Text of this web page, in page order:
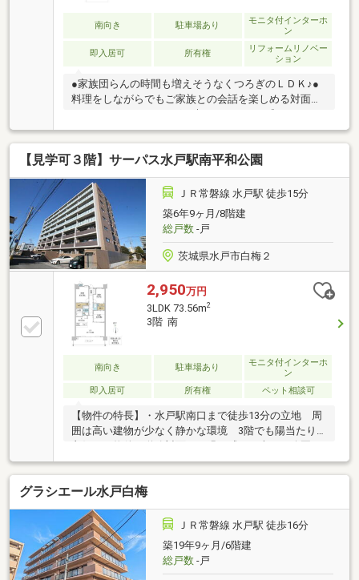
南向き 駐車場あり
モニタ付インターホ
ン
即入居可 所有権
リフォームリノベー
ション
●家族団らんの時間も増えそうなくつろぎのＬＤＫ♪●
料理をしながらでもご家族との会話を楽しめる対面キ
ッチン！●フローリングは木のぬくもりが感じられる
ため住み心地も良好♪●来訪者をモニターで確認できる
TVインターホン付きです♪
【見学可３階】サーパス水戸駅南平和公園
ＪＲ常磐線 水戸駅 徒歩15分
築6年9ヶ月/8階建
総戸数-戸
茨城県水戸市白梅２
2,950万円
3LDK 73.56m2
3階 南
南向き 駐車場あり
モニタ付インターホ
ン
即入居可
所有権 ペット相談可
【物件の特長】・水戸駅南口まで徒歩13分の立地 周
囲は高い建物が少なく静かな環境 3階でも陽当たり
良好。・物件の道路対面には緑を感じる大きな公園が
あり、お子様の遊び場やご家族の憩いの場となってお
ります。・ペット飼育可能マンションとなります。飼
育制限がありますのでお気軽にお問合せください。・
断熱性遮音性が向上に努めておりまして、二重床二十
天井構造、戸壁コンクリート厚約200ミリ、床コンク
リ厚約210～220ミリとなっております。お問合せお待
ちしております。見学可能です♪
グラシエール水戸白梅
ＪＲ常磐線 水戸駅 徒歩16分
築19年9ヶ月/6階建
総戸数-戸